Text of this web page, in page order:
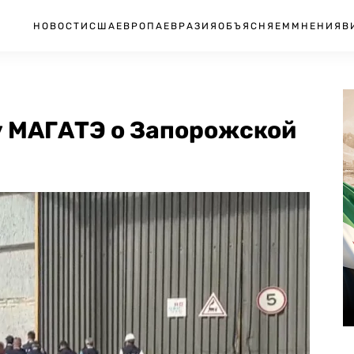
НОВОСТИ США ЕВРОПА ЕВРАЗИЯ ОБЪЯСНЯЕМ МНЕНИЯ
МАГАТЭ о Запорожской